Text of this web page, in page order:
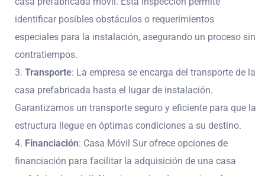
identificar posibles obstáculos o requerimientos
especiales para la instalación, asegurando un proceso sin
contratiempos.
Transporte: La empresa se encarga del transporte de la
casa prefabricada hasta el lugar de instalación.
Garantizamos un transporte seguro y eficiente para que la
estructura llegue en óptimas condiciones a su destino.
Financiación: Casa Móvil Surofrece opciones de
financiación para facilitar la adquisición de una casa